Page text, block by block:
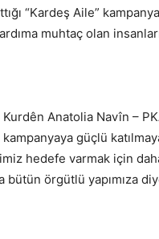
“Kardeş Aile”
muhtaç olan
Anatolia Navîn –
güçlü
hedefe varmak için
bütün örgütlü yapımıza